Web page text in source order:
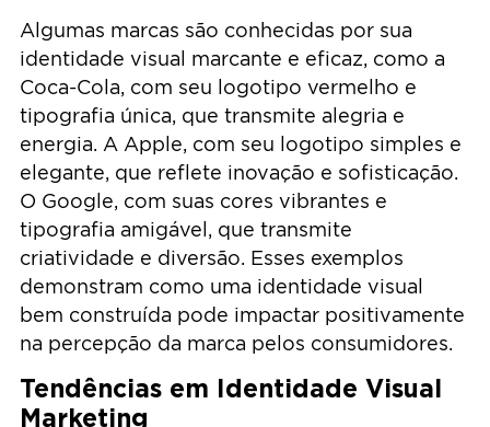
Algumas marcas são conhecidas por sua
identidade visual marcante e eficaz, como a
Coca-Cola, com seu logotipo vermelho e
tipografia única, que transmite alegria e
energia. A Apple, com seu logotipo simples e
elegante, que reflete inovação e sofisticação.
O Google, com suas cores vibrantes e
tipografia amigável, que transmite
criatividade e diversão. Esses exemplos
demonstram como uma identidade visual
bem construída pode impactar positivamente
na percepção da marca pelos consumidores.
Tendências em Identidade Visual
Marketing